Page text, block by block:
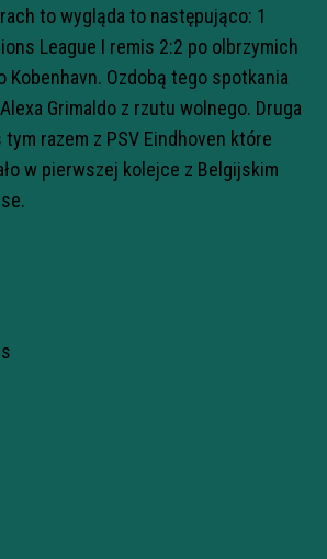
to wygląda to następująco: 1
League I remis 2:2 po olbrzymich
Kobenhavn. Ozdobą tego spotkania
Grimaldo z rzutu wolnego. Druga
razem z PSV Eindhoven które
w pierwszej kolejce z Belgijskim